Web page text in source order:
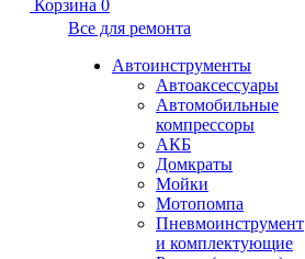
Корзина 0
Все для ремонта
Автоинструменты
Автоаксессуары
Автомобильные
компрессоры
АКБ
Домкраты
Мойки
Мотопомпа
Пневмоинструмент
и комплектующие